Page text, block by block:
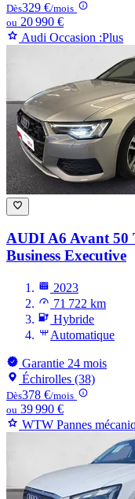
Dès329 €/mois
ou 20 990 €
Audi Occasion :Plus
AUDI A6 Avant 50
Business Executive
2023
71 722 km
Hybride
Automatique
Garantie 24 mois
Échirolles (38)
Dès378 €/mois
ou 39 990 €
WTW Pannes